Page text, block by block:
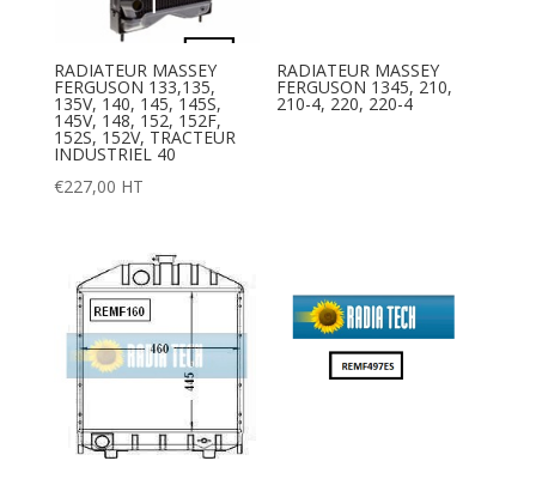
RADIATEUR MASSEY
FERGUSON 133,135,
135V, 140, 145, 145S,
145V, 148, 152, 152F,
152S, 152V, TRACTEUR
INDUSTRIEL 40
€227,00 HT
RADIATEUR MASSEY
FERGUSON 1345, 210,
210-4, 220, 220-4